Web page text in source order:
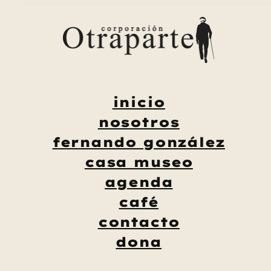
inicio
nosotros
fernando gonzález
casa museo
agenda
café
contacto
dona